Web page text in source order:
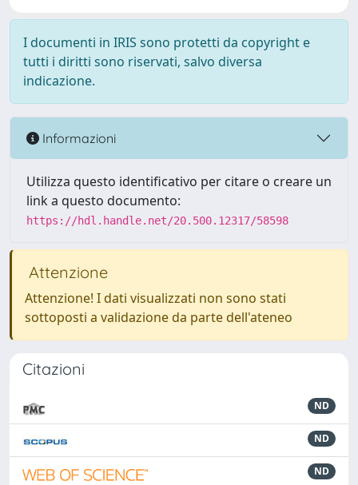
I documenti in IRIS sono protetti da copyright e
tutti i diritti sono riservati, salvo diversa
indicazione.
Informazioni
Utilizza questo identificativo per citare o creare un
link a questo documento:
https://hdl.handle.net/20.500.12317/58598
Attenzione
Attenzione! I dati visualizzati non sono stati
sottoposti a validazione da parte dell'ateneo
Citazioni
ND
ND
ND